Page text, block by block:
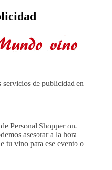
de publicidad en
Personal Shopper on-
asesorar a la hora
tu vino para ese evento o